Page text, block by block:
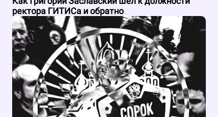
ректора ГИТИСа и обратно